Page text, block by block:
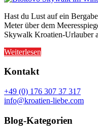
Hast du Lust auf ein
Meter über dem
Skywalk Kroatien-Urlauber
Weiterlesen
Kontakt
+49 (0) 176 307 37 317
info@kroatien-liebe.com
Blog-Kategorien